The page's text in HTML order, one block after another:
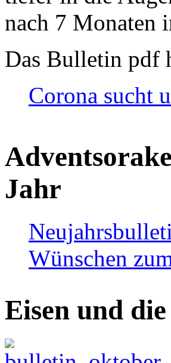
nach 7 Monaten
Das Bulletin pdf
Corona sucht
Jahr
Wünschen
Eisen und die